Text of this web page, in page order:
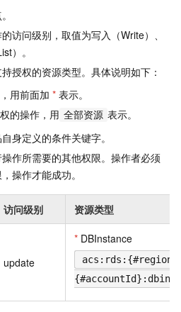
访问级别，取值为写入（Write）、
）。
授权的资源类型。具体说明如下：
用前面加 * 表示。
的操作，用 全部资源 表示。
身定义的条件关键字。
作所需要的其他权限。操作者必须
操作才能成功。
访问级别 资源类型
update
* DBInstance